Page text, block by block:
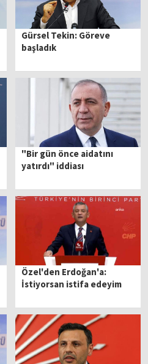
Gürsel Tekin: Göreve
başladık
"Bir gün önce aidatını
yatırdı" iddiası
Özel'den Erdoğan'a:
İstiyorsan istifa edeyim